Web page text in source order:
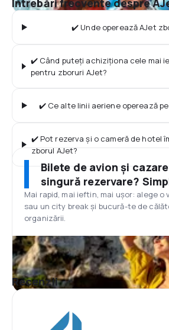
Întrebări frecvente despre
✔️ Unde operează AJet
✔️ Când puteți achiziționa cele mai
pentru zboruri AJet?
✔️ Ce alte linii aeriene operează
✔️ Pot rezerva și o cameră de hotel
zborul AJet?
Bilete de avion și
singură rezervare?
Mai rapid, mai ieftin, mai ușor: alege o
sau un city break și bucură-te de
organizării.
Recenzii